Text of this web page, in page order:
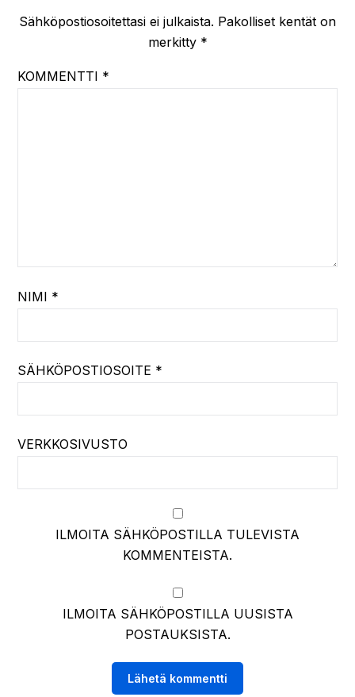
Sähköpostiosoitettasi ei julkaista. Pakolliset kentät on
merkitty *
KOMMENTTI *
NIMI *
SÄHKÖPOSTIOSOITE *
VERKKOSIVUSTO
ILMOITA SÄHKÖPOSTILLA TULEVISTA
KOMMENTEISTA.
ILMOITA SÄHKÖPOSTILLA UUSISTA
POSTAUKSISTA.